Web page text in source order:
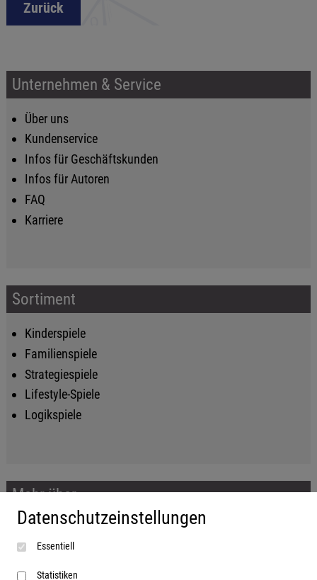
Zurück
Unternehmen & Service
Über uns
Kundenservice
Infos für Geschäftskunden
Infos für Autoren
FAQ
Karriere
Sortiment
Kinderspiele
Familienspiele
Strategiespiele
Lifestyle-Spiele
Logikspiele
Mehr über...
Impressum
AGB
Datenschutzerklärung
Datenschutzeinstellungen
Essentiell
Statistiken